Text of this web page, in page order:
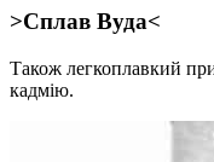
>Сплав Вуда<
Також легкоплавкий
кадмію.